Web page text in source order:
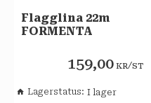
Flagglina 22m
FORMENTA
159,00 KR/ST
Lagerstatus